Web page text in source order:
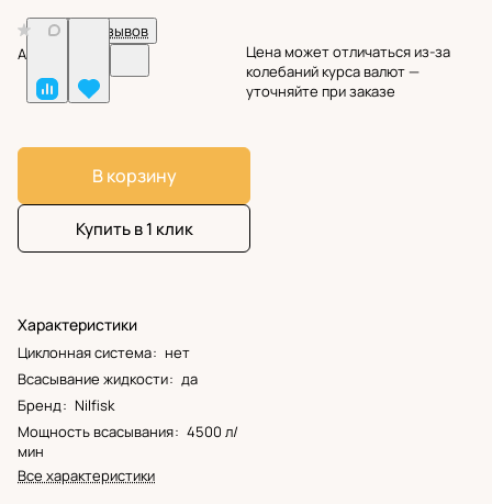
Нет отзывов
Арт.
В корзину
Купить в 1 клик
Характеристики
Циклонная система: нет
Всасывание жидкости: да
Бренд: Nilfisk
Мощность всасывания: 4500 л/
мин
Все характеристики
Цена может отличаться из-за
колебаний курса валют —
уточняйте при заказе